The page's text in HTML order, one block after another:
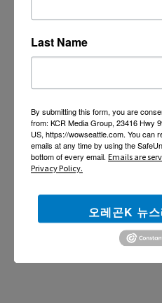
Last Name
By submitting this form, you are
from: KCR Media Group, 23416 Hwy
US, https://wowseattle.com. You can
emails at any time by using the
bottom of every email. Emails are
Privacy Policy.
오레곤K 뉴